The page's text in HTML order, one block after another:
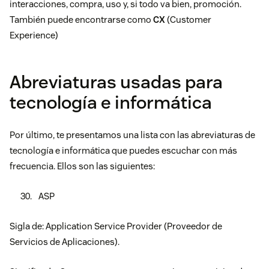
interacciones, compra, uso y, si todo va bien, promoción.
También puede encontrarse como CX(Customer
Experience)
Abreviaturas usadas para
tecnología e informática
Por último, te presentamos una lista con las abreviaturas de
tecnología e informática que puedes escuchar con más
frecuencia. Ellos son las siguientes:
ASP
Sigla de: Application Service Provider (Proveedor de
Servicios de Aplicaciones).